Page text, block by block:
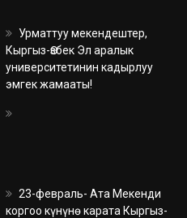
Урматтуу мекендештер,
Кыргыз-Өзбек Эл аралык
университетинин кадырлуу
эмгек жамааты!
23-февраль- Ата Мекенди
коргоо күнүнө карата Кыргыз-